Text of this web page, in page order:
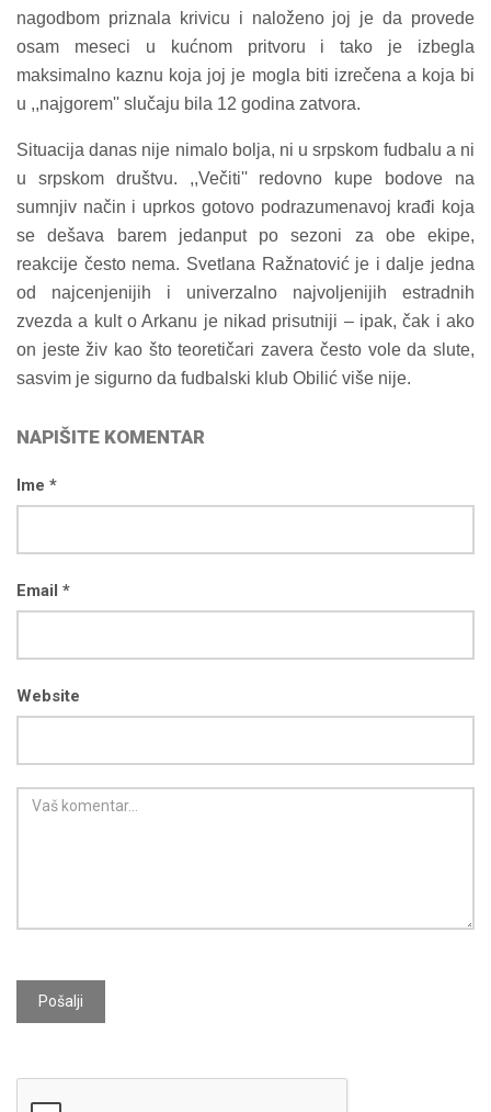
nagodbom priznala krivicu i naloženo joj je da provede
osam meseci u kućnom pritvoru i tako je izbegla
maksimalno kaznu koja joj je mogla biti izrečena a koja bi
u ,,najgorem'' slučaju bila 12 godina zatvora.
Situacija danas nije nimalo bolja, ni u srpskom fudbalu a ni
u srpskom društvu. ,,Večiti'' redovno kupe bodove na
sumnjiv način i uprkos gotovo podrazumenavoj krađi koja
se dešava barem jedanput po sezoni za obe ekipe,
reakcije često nema. Svetlana Ražnatović je i dalje jedna
od najcenjenijih i univerzalno najvoljenijih estradnih
zvezda a kult o Arkanu je nikad prisutniji – ipak, čak i ako
on jeste živ kao što teoretičari zavera često vole da slute,
sasvim je sigurno da fudbalski klub Obilić više nije.
NAPIŠITE KOMENTAR
Ime *
Email *
Website
Pošalji